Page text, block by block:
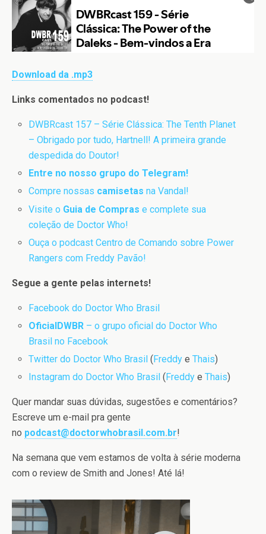
Download da .mp3
Links comentados no podcast!
DWBRcast 157 – Série Clássica: The Tenth Planet
– Obrigado por tudo, Hartnell! A primeira grande
despedida do Doutor!
Entre no nosso grupo do Telegram!
Compre nossas camisetas na Vandal!
Visite o Guia de Compras e complete sua
coleção de Doctor Who!
Ouça o podcast Centro de Comando sobre Power
Rangers com Freddy Pavão!
Segue a gente pelas internets!
Facebook do Doctor Who Brasil
OficialDWBR – o grupo oficial do Doctor Who
Brasil no Facebook
Twitter do Doctor Who Brasil (Freddy eThais)
Instagram do Doctor Who Brasil ( Freddy eThais)
Quer mandar suas dúvidas, sugestões e comentários?
Escreve um e-mail pra gente
no podcast@doctorwhobrasil.com.br!
Na semana que vem estamos de volta à série moderna
com o review de Smith and Jones! Até lá!